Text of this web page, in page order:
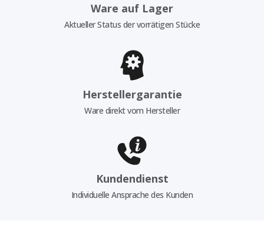
Ware auf Lager
Aktueller Status der vorrätigen Stücke
Herstellergarantie
Ware direkt vom Hersteller
Kundendienst
Individuelle Ansprache des Kunden